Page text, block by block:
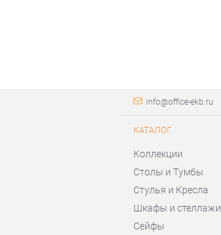
info@office-ekb.ru
КАТАЛОГ
Коллекции
Столы и Тумбы
Стулья и Кресла
Шкафы и стеллажи
Сейфы